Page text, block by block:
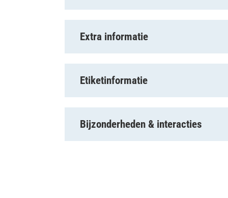
Extra informatie
Etiketinformatie
Bijzonderheden & interacties